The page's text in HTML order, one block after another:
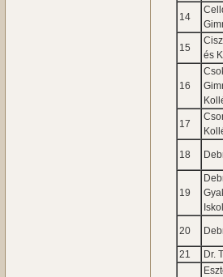
14
15
és
16
17
18
19
20
21 Dr.